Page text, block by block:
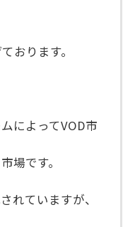
おります。
によってVOD市
場です。
れていますが、